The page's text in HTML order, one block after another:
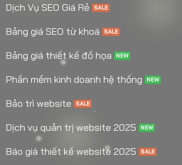
Dịch Vụ SEO Giá Rẻ
Bảng giá SEO từ khoá
Bảng giá thiết kế đồ họa
Phần mềm kinh doanh hệ thống
Bảo trì website
Dịch vụ quản trị website 2025
Báo giá thiết kế website 2025